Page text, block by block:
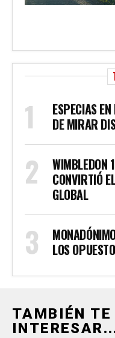
ESPECIAS
DE MIRAR
WIMBLEDON
CONVIRTIÓ
GLOBAL
LOS
TAMBIÉN TE